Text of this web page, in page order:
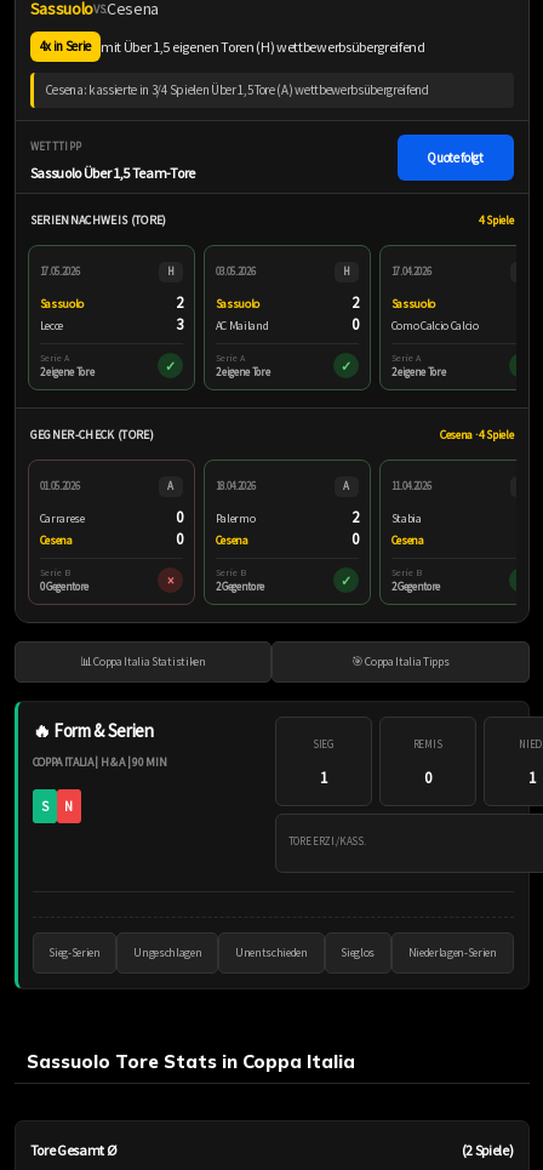
SassuoloVS.Cesena
4x in Serie mit Über 1,5 eigenen Toren (H) wettbewerbsübergreifend
Cesena: kassierte in 3/4 Spielen Über 1,5 Tore (A) wettbewerbsübergreifend
WETTTIPP
Sassuolo Über 1,5 Team-Tore
Quote folgt
SERIENNACHWEIS (TORE) 4 Spiele
17.05.2026 H
Sassuolo 2
Lecce 3
Serie A
2 eigene Tore ✓
03.05.2026 H
Sassuolo 2
AC Mailand 0
Serie A
2 eigene Tore ✓
17.04.2026
Sassuolo
Como Calcio Calcio
Serie A
2 eigene Tore
GEGNER-CHECK (TORE) Cesena · 4 Spiele
01.05.2026 A
Carrarese 0
Cesena 0
Serie B
0 Gegentore ×
18.04.2026 A
Palermo 2
Cesena 0
Serie B
2 Gegentore ✓
11.04.2026
Stabia
Cesena
Serie B
2 Gegentore
📊 Coppa Italia Statistiken 🎯 Coppa Italia Tipps
🔥 Form & Serien
COPPA ITALIA | H & A | 90 MIN
S N
SIEG
1
REMIS
0
NIED.
1
TORE ERZI./KASS.
Sieg-Serien Ungeschlagen Unentschieden Sieglos Niederlagen-Serien
Sassuolo Tore Stats in Coppa Italia
Tore Gesamt Ø (2 Spiele)